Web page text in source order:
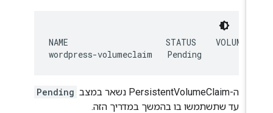
NAME                    STATUS    VOLUME
Pending
עד שתשתמשו בו בהמשך במדריך הזה.